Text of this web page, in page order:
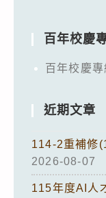
百年校慶
百年校慶專
近期文章
114-2重補修
2026-08-07
115年度AI人